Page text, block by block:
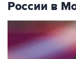
России в